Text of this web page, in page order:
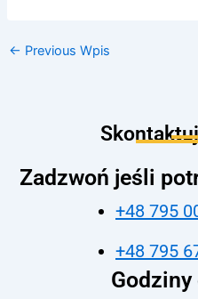
← Previous Wpis
Zadzwoń jeśli
+48 795
+48 795